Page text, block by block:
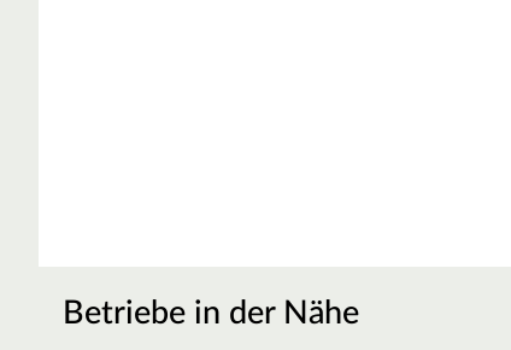
Betriebe in der Nähe